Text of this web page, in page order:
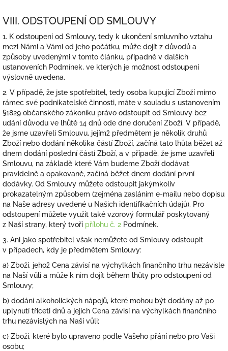
VIII. ODSTOUPENÍ OD SMLOUVY
1. K odstoupení od Smlouvy, tedy k ukončení smluvního vztahu
mezi Námi a Vámi od jeho počátku, může dojít z důvodů a
způsoby uvedenými v tomto článku, případně v dalších
ustanoveních Podmínek, ve kterých je možnost odstoupení
výslovně uvedena.
2. V případě, že jste spotřebitel, tedy osoba kupující Zboží mimo
rámec své podnikatelské činnosti, máte v souladu s ustanovením
§1829 občanského zákoníku právo odstoupit od Smlouvy bez
udání důvodu ve lhůtě 14 dnů ode dne doručení Zboží. V případě,
že jsme uzavřeli Smlouvu, jejímž předmětem je několik druhů
Zboží nebo dodání několika částí Zboží, začíná tato lhůta běžet až
dnem dodání poslední části Zboží, a v případě, že jsme uzavřeli
Smlouvu, na základě které Vám budeme Zboží dodávat
pravidelně a opakovaně, začíná běžet dnem dodání první
dodávky. Od Smlouvy můžete odstoupit jakýmkoliv
prokazatelným způsobem (zejména zasláním e-mailu nebo dopisu
na Naše adresy uvedené u Našich identifikačních údajů). Pro
odstoupení můžete využít také vzorový formulář poskytovaný
z Naší strany, který tvoří přílohu č. 2 Podmínek.
3. Ani jako spotřebitel však nemůžete od Smlouvy odstoupit
v případech, kdy je předmětem Smlouvy:
a) Zboží, jehož Cena závisí na výchylkách finančního trhu nezávisle
na Naší vůli a může k nim dojít během lhůty pro odstoupení od
Smlouvy;
b) dodání alkoholických nápojů, které mohou být dodány až po
uplynutí třiceti dnů a jejich Cena závisí na výchylkách finančního
trhu nezávislých na Naší vůli;
c) Zboží, které bylo upraveno podle Vašeho přání nebo pro Vaši
osobu;